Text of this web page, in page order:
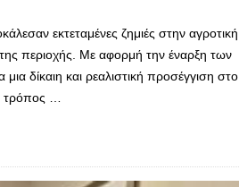
εκτεταμένες ζημιές στην αγροτική
περιοχής. Με αφορμή την έναρξη των
μια δίκαιη και ρεαλιστική προσέγγιση στο
…